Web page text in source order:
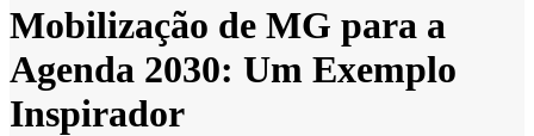
Mobilização de MG para a
Agenda 2030: Um Exemplo
Inspirador